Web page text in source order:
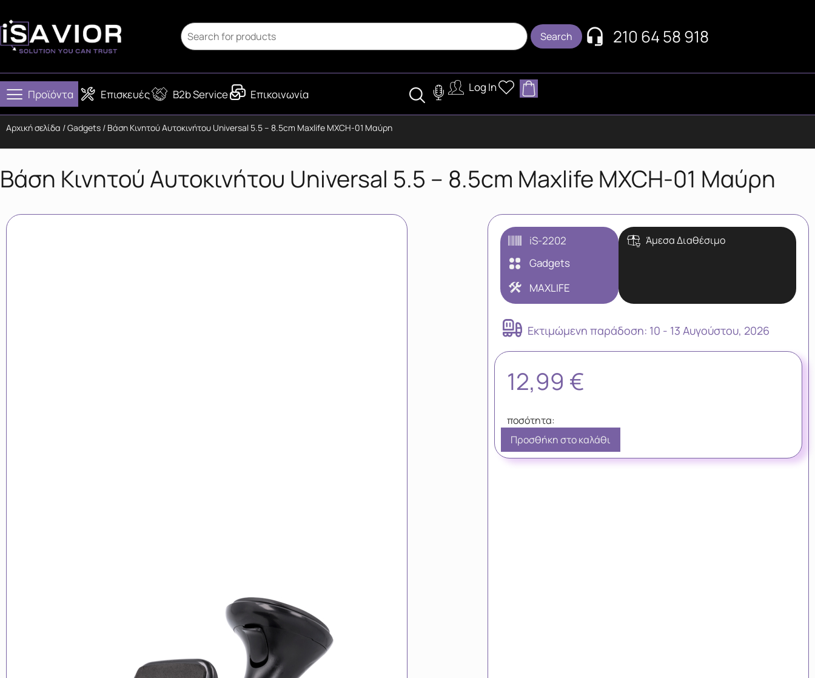
210 64 58 918
Προϊόντα Επισκευές B2b Service Επικοινωνία Log In
Αρχική σελίδα /Gadgets / Βάση Κινητού Αυτοκινήτου Universal 5.5 – 8.5cm Maxlife MXCH-01 Μαύρη
Βάση Κινητού Αυτοκινήτου Universal 5.5 – 8.5cm Maxlife MXCH-01 Μαύρη
iS-2202
Gadgets
MAXLIFE
Άμεσα Διαθέσιμο
Εκτιμώμενη παράδoση: 10 - 13 Αυγούστου, 2026
12,99 €
Προσθήκη στο καλάθι